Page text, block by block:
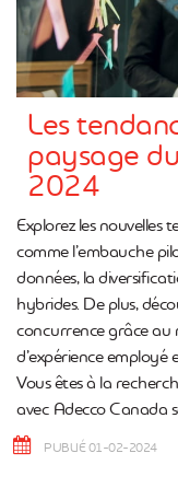
Les
paysage
2024
Explorez les nouvelles
comme l’embauche
données, la
hybrides. De plus,
concurrence grâce au
d’expérience employé
Vous êtes à la
avec Adecco Canada
PUBLIÉ 01-02-2024